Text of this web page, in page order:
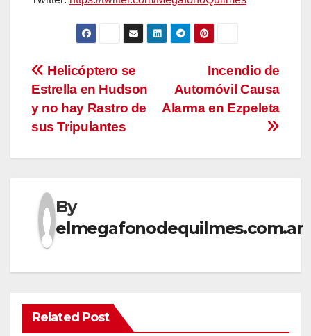
Navegación
de
entradas
Incendio de
Automóvil Causa
Alarma en Ezpeleta
Helicóptero se
Estrella en Hudson
y no hay Rastro de
sus Tripulantes
By
elmegafonodequilmes.com.ar
Related Post